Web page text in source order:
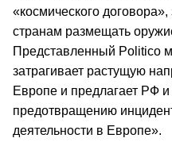
«космического
странам размещать
Представленный Politico
затрагивает растущую
Европе и предлагает РФ
предотвращению
деятельности в Европе».